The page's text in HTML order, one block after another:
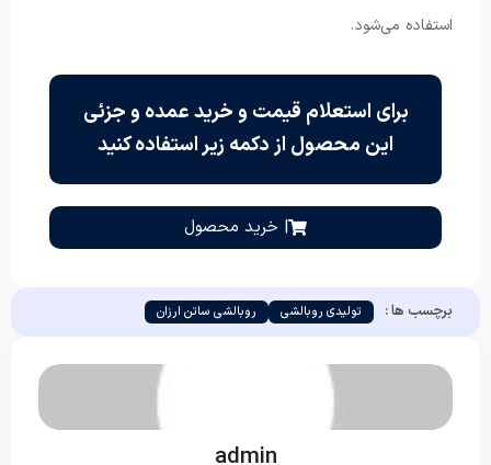
استفاده می‌شود.
برای استعلام قیمت و خرید عمده و جزئی
این محصول از دکمه زیر استفاده کنید
| خرید محصول
برچسب ها : تولیدی روبالشی روبالشی ساتن ارزان
admin